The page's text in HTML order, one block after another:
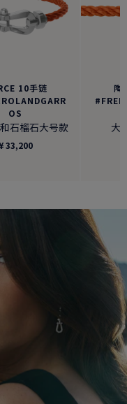
10手链
OS
石榴石大号款
33,200
陶
大